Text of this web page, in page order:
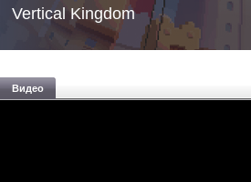
Vertical Kingdom
Видео